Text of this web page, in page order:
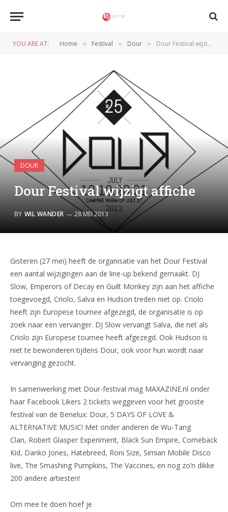
YOU ARE AT: Home » Festival » Dour » Dour Festival wijzigt affiche
DOUR
Dour Festival wijzigt affiche
BY WIL WANDER 28 MEI 2013
Gisteren (27 mei) heeft de organisatie van het Dour Festival
een aantal wijzigingen aan de line-up bekend gemaakt. DJ
Slow, Emperors of Decay en Guilt Monkey zijn aan het affiche
toegevoegd, Criolo, Salva en Hudson treden niet op. Criolo
heeft zijn Europese tournee afgezegd, de organisatie is op
zoek naar een vervanger. DJ Slow vervangt Salva, die net als
Criolo zijn Europese tournee heeft afgezegd. Ook Hudson is
niet te bewonderen tijdens Dour, ook voor hun wordt naar
vervanging gezocht.
In samenwerking met Dour-festival mag MAXAZINE.nl onder
haar Facebook Likers 2 tickets weggeven voor het grooste
festival van de Benelux: Dour, 5 DAYS OF LOVE &
ALTERNATIVE MUSIC! Met onder anderen de Wu-Tang
Clan, Robert Glasper Experiment, Black Sun Empire, Comeback
Kid, Danko Jones, Hatebreed, Roni Size, Simian Mobile Disco
live, The Smashing Pumpkins, The Vaccines, en nog zo’n dikke
200 andere artiesten!
Om mee te doen hoef je